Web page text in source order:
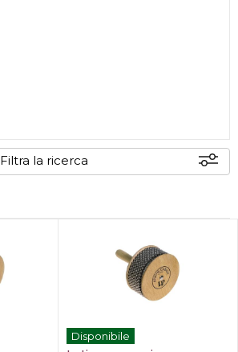
Filtra la ricerca
Disponibile